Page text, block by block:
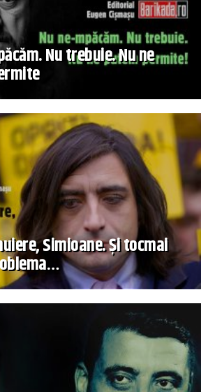
Nu trebuie. Nu ne
Simioane. Și tocmai